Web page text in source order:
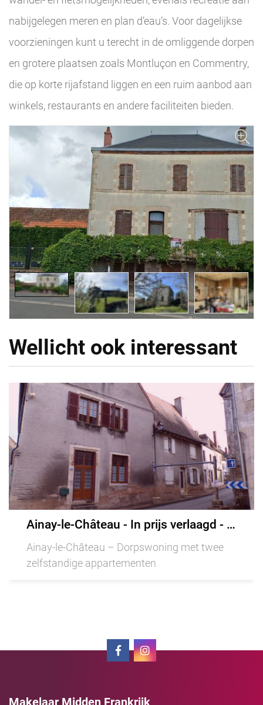
nabijgelegen meren en plan d’eau’s. Voor dagelijkse
voorzieningen kunt u terecht in de omliggende dorpen
en grotere plaatsen zoals Montluçon en Commentry,
die op korte rijafstand liggen en een ruim aanbod aan
winkels, restaurants en andere faciliteiten bieden.
Wellicht ook interessant
Ainay-le-Château - In prijs verlaagd - € 70.000
Ainay-le-Château – Dorpswoning met twee
zelfstandige appartementen
Makelaar Midden Frankrijk